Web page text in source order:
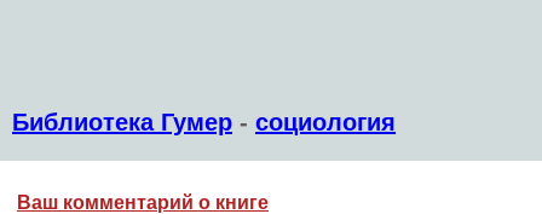
Библиотека Гумер - социология
Ваш комментарий о книге